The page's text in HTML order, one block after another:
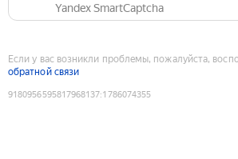
Yandex SmartCaptcha
Если у вас возникли проблемы, пожалуйста,
обратной связи
9180956595817968137:1786074355